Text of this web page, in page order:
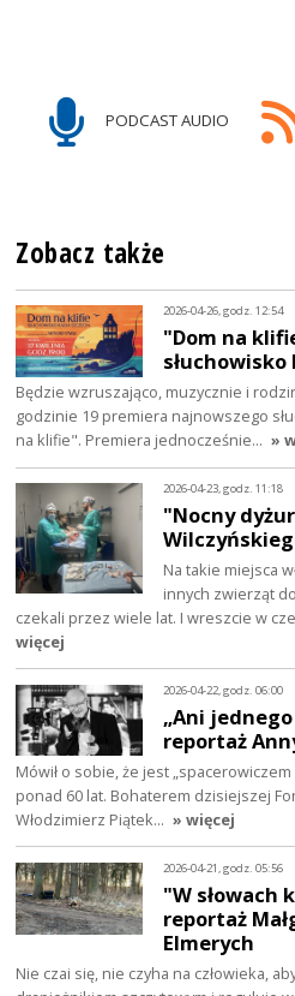
PODCAST AUDIO
Zobacz także
2026-04-26, godz. 12:54
"Dom na
słuchowisko
Będzie wzruszająco, muzycznie i
godzinie 19 premiera najnowszego
na klifie". Premiera jednocześnie… »
2026-04-23, godz. 11:18
"Nocny
Na takie miejsca
innych zwierząt
czekali przez wiele lat. I wreszcie w
więcej
2026-04-22, godz. 06:00
„Ani
reportaż
Mówił o sobie, że jest „spacerowiczem
ponad 60 lat. Bohaterem dzisiejszej
Włodzimierz Piątek… » więcej
2026-04-21, godz. 05:56
"W słowach
reportaż
Elmerych
Nie czai się, nie czyha na człowieka,